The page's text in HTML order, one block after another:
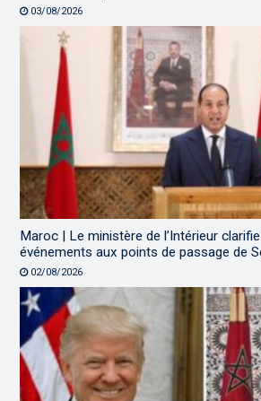
03/08/2026
Maroc | Le ministère de l’Intérieur
événements aux points de passage de
02/08/2026